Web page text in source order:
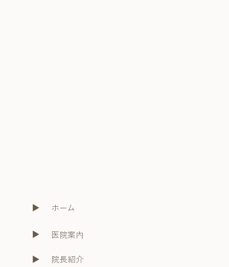
​▶︎ ホーム
​▶︎ 医院案内
​▶︎ 院長紹介